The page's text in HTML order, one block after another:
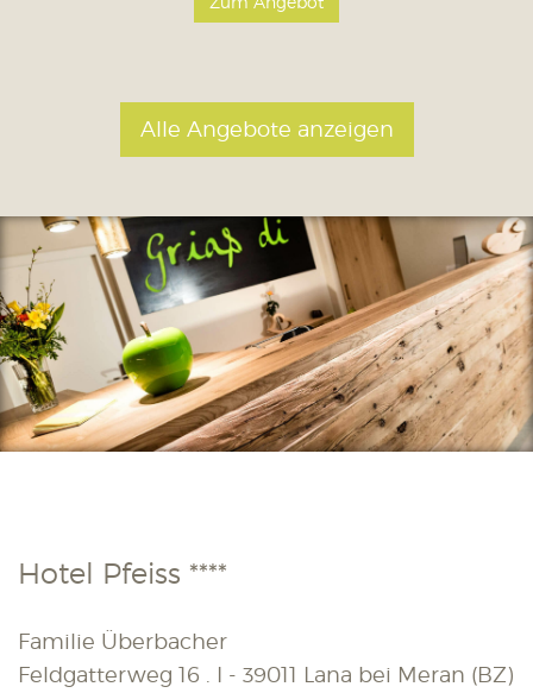
Alle Angebote anzeigen
Hotel Pfeiss ****
Familie Überbacher
Feldgatterweg 16 . I - 39011 Lana bei Meran (BZ)